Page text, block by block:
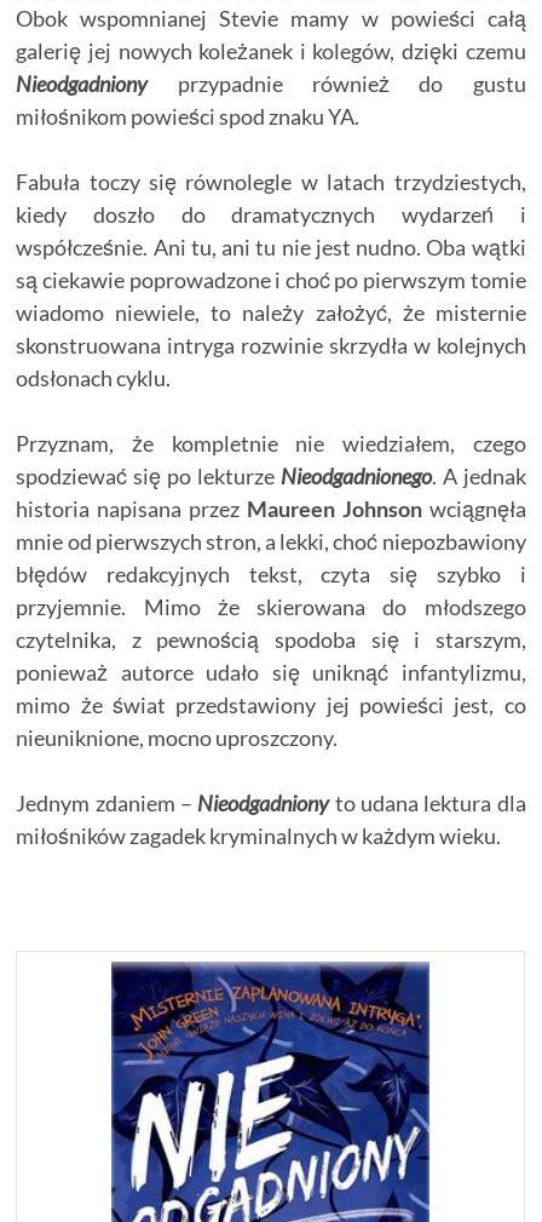
Obok wspomnianej Stevie mamy w powieści całą
galerię jej nowych koleżanek i kolegów, dzięki czemu
Nieodgadniony przypadnie również do gustu
miłośnikom powieści spod znaku YA.
Fabuła toczy się równolegle w latach trzydziestych,
kiedy doszło do dramatycznych wydarzeń i
współcześnie. Ani tu, ani tu nie jest nudno. Oba wątki
są ciekawie poprowadzone i choć po pierwszym tomie
wiadomo niewiele, to należy założyć, że misternie
skonstruowana intryga rozwinie skrzydła w kolejnych
odsłonach cyklu.
Przyznam, że kompletnie nie wiedziałem, czego
spodziewać się po lekturze Nieodgadnionego. A jednak
historia napisana przez Maureen Johnsonwciągnęła
mnie od pierwszych stron, a lekki, choć niepozbawiony
błędów redakcyjnych tekst, czyta się szybko i
przyjemnie. Mimo że skierowana do młodszego
czytelnika, z pewnością spodoba się i starszym,
ponieważ autorce udało się uniknąć infantylizmu,
mimo że świat przedstawiony jej powieści jest, co
nieuniknione, mocno uproszczony.
Jednym zdaniem – Nieodgadnionyto udana lektura dla
miłośników zagadek kryminalnych w każdym wieku.